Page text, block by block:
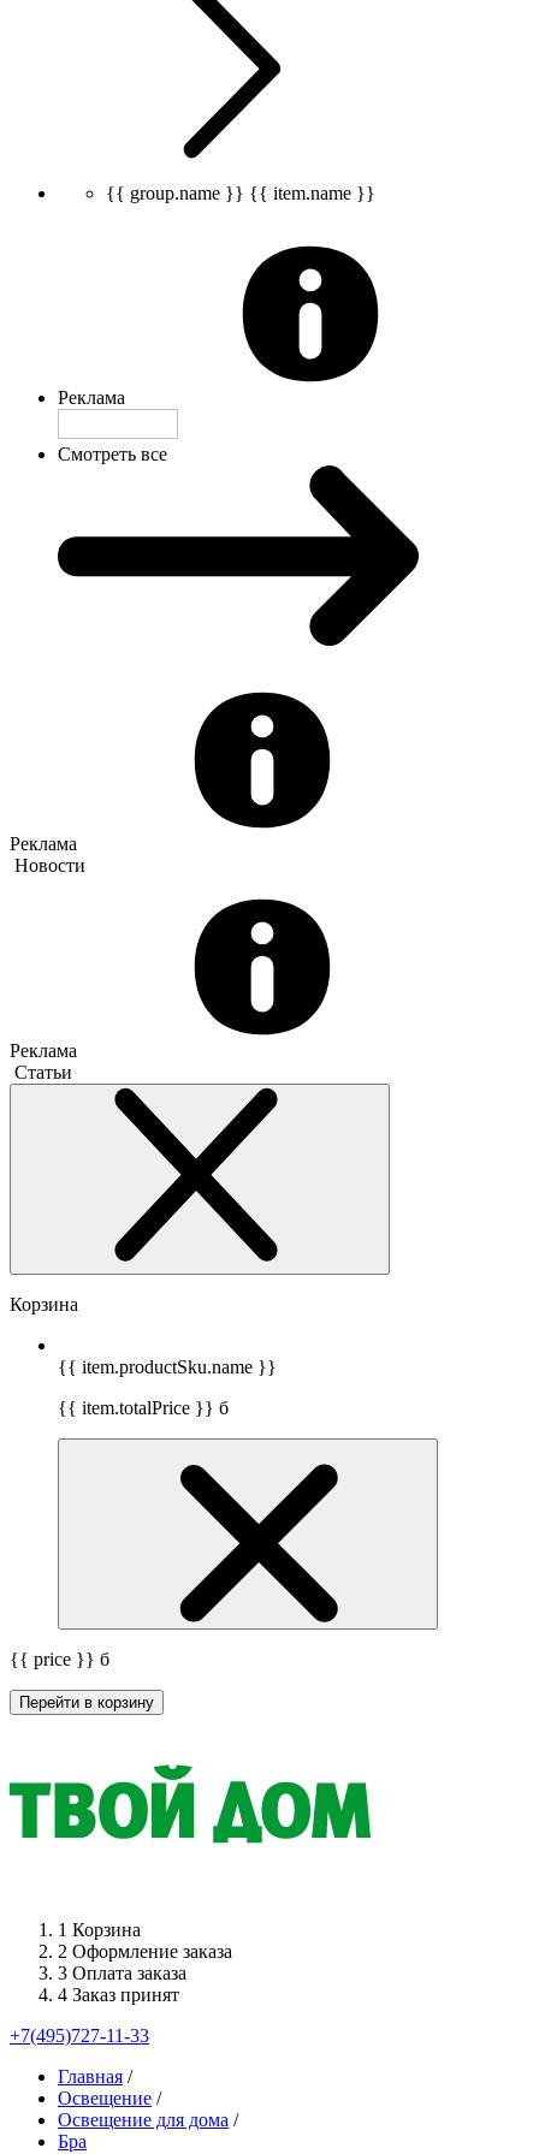
{{ group.name }} {{ item.name }}
Реклама
Смотреть все
Реклама
Новости
Реклама
Статьи
Корзина
{{ item.productSku.name }}
{{ item.totalPrice }} б
{{ price }} б
Перейти в корзину
1 Корзина
2 Оформление заказа
3 Оплата заказа
4 Заказ принят
+7(495)727-11-33
Главная /
Освещение /
Освещение для дома /
Бра